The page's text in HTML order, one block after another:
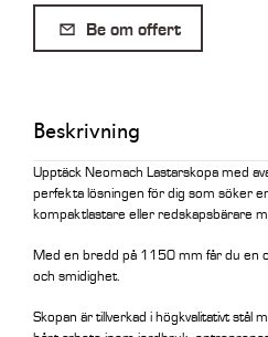
1050
mm
Be om offert
Beskrivning
Upptäck Neomach Lastarskopa med
perfekta lösningen för dig som söker
kompaktlastare eller redskapsbärare
Med en bredd på 1150 mm får du en
och smidighet.
Skopan är tillverkad i högkvalitativt stål